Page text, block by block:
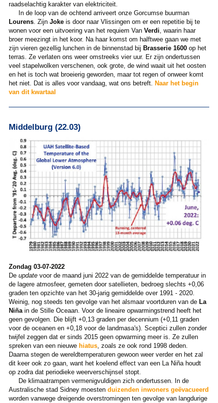
raadselachtig karakter van elektriciteit.
In de loop van de ochtend arriveert onze Gorcumse buurman
Lourens. Zijn Jokeis door naar Vlissingen om er een repetitie bij te
wonen voor een uitvoering van het requiem Van Verdi, waarin haar
broer meezingt in het koor. Na haar komst om halftwee gaan we met
zijn vieren gezellig lunchen in de binnenstad bij Brasserie 1600op het
terras. Ze verlaten ons weer omstreeks vier uur. Er zijn ondertussen
veel stapelwolken verschenen, ook grote, de wind waait uit het oosten
en het is toch wat broeierig geworden, maar tot regen of onweer komt
het niet. Dat is alles voor vandaag, wat ons betreft. Naar het begin
van dit kwartaal
Middelburg (22.03)
Zondag 03-07-2022
De updatevoor de maand juni 2022 van de gemiddelde temperatuur in
de lagere atmosfeer, gemeten door satellieten, bedroeg slechts +0,06
graden ten opzichte van het 30-jarig gemiddelde over 1991 - 2020.
Weinig, nog steeds ten gevolge van het alsmaar voortduren van de La
Niñain de Stille Oceaan. Voor de lineaire opwarmingstrend heeft het
geen gevolgen. Die blijft +0,13 graden per decennium (+0,11 graden
voor de oceanen en +0,18 voor de landmasa's). Sceptici zullen zonder
twijfel zeggen dat er sinds 2015 geen opwarming meer is. Ze zullen
spreken van een nieuwe hiatus, zoals ze ook rond 1998 deden.
Daarna stegen de wereldtemperaturen gewoon weer verder en het zal
dit keer ook zo gaan, want het koelend effect van een La Niña houdt
op zodra dat periodieke weerverschijnsel stopt.
De klimaatrampen vermenigvuldigen zich ondertussen. In de
Australische stad Sidney moesten duizenden inwoners geëvacueerd
worden vanwege dreigende overstromingen ten gevolge van langdurige